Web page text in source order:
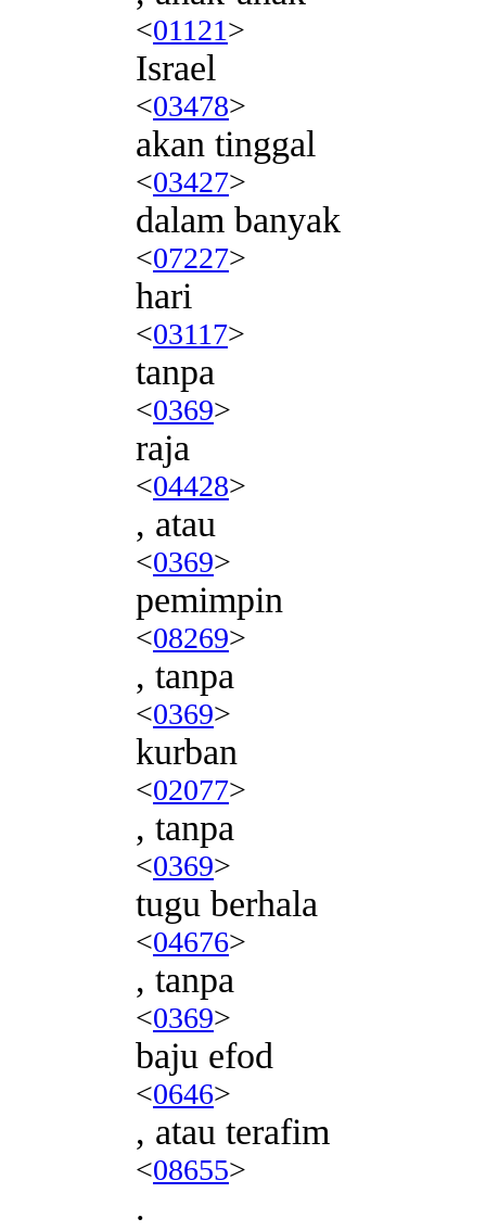
<01121>
Israel
<03478>
akan tinggal
<03427>
dalam banyak
<07227>
hari
<03117>
tanpa
<0369>
raja
<04428>
, atau
<0369>
pemimpin
<08269>
, tanpa
<0369>
kurban
<02077>
, tanpa
<0369>
tugu berhala
<04676>
, tanpa
<0369>
baju efod
<0646>
, atau terafim
<08655>
.